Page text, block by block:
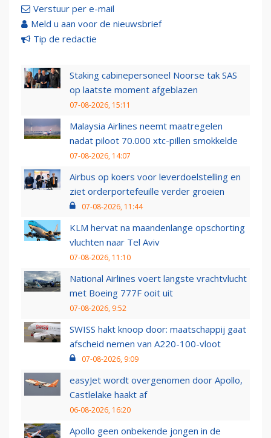
Verstuur per e-mail
Meld u aan voor de nieuwsbrief
Tip de redactie
Staking cabinepersoneel Noorse tak SAS
op laatste moment afgeblazen
07-08-2026, 15:11
Malaysia Airlines neemt maatregelen
nadat piloot 70.000 xtc-pillen smokkelde
07-08-2026, 14:07
Airbus op koers voor leverdoelstelling en
ziet orderportefeuille verder groeien
07-08-2026, 11:44
KLM hervat na maandenlange opschorting
vluchten naar Tel Aviv
07-08-2026, 11:10
National Airlines voert langste vrachtvlucht
met Boeing 777F ooit uit
07-08-2026, 9:52
SWISS hakt knoop door: maatschappij gaat
afscheid nemen van A220-100-vloot
07-08-2026, 9:09
easyJet wordt overgenomen door Apollo,
Castlelake haakt af
06-08-2026, 16:20
Apollo geen onbekende jongen in de